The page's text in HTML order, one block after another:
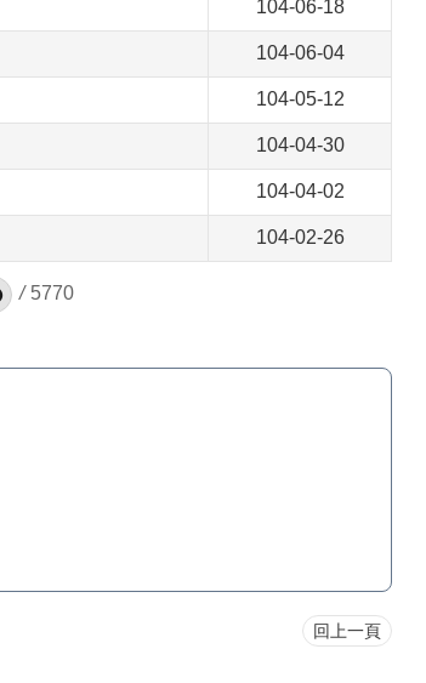
104-06-18
104-06-04
104-05-12
104-04-30
104-04-02
104-02-26
/ 5770
回上一頁